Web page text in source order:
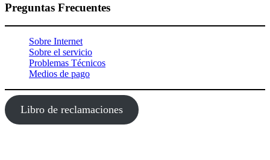
Preguntas Frecuentes
Sobre Internet
Sobre el servicio
Problemas Técnicos
Medios de pago
Libro de reclamaciones